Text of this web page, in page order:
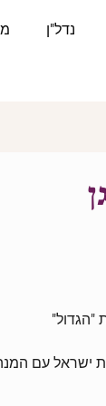
נדל"ן
"הגדול"
עם